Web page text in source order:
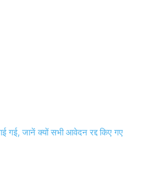
गई, जानें क्यों सभी आवेदन रद्द किए गए